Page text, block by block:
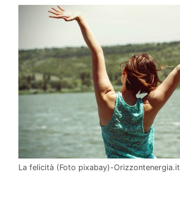
La felicità (Foto pixabay)-Orizzontenergia.it